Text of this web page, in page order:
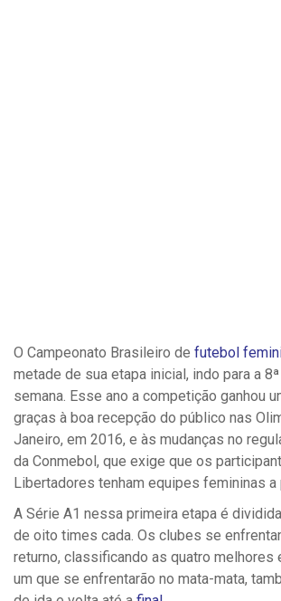
O Campeonato Brasileiro de futebol
metade de sua etapa inicial, indo para a
semana. Esse ano a competição ganhou
graças à boa recepção do público nas
Janeiro, em 2016, e às mudanças no
da Conmebol, que exige que os
Libertadores tenham equipes femininas a
A Série A1 nessa primeira etapa é
de oito times cada. Os clubes se
returno, classificando as quatro melhores
um que se enfrentarão no mata-mata,